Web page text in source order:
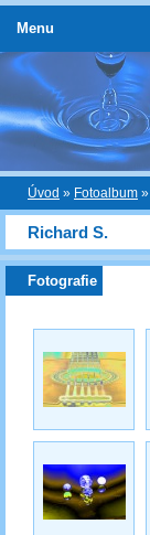
Úvod » Fotoalbum »
Richard S.
Fotografie
Menu